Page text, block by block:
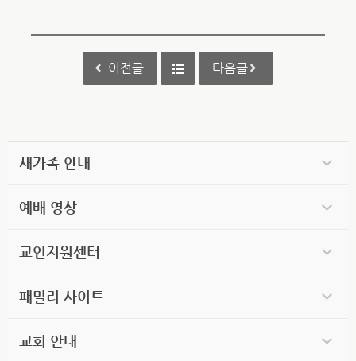
이전글 다음글
새가족 안내
예배 영상
교인지원센터
패밀리 사이트
교회 안내